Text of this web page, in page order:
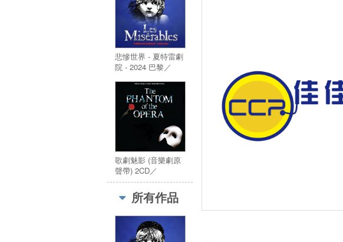
悲慘世界 - 夏特雷劇
院 - 2024 巴黎／
- Theatre Du
Chatelet - Paris
2024
歌劇魅影 (音樂劇原
聲帶) 2CD／
Phantom Of The
Opera (Original Cast
Recording) 2CD
所有作品